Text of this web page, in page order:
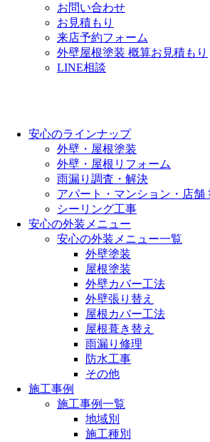
お問い合わせ
お見積もり
来店予約フォーム
外壁屋根塗装 概算お見積もり
LINE相談
安心のラインナップ
外壁・屋根塗装
外壁・屋根リフォーム
雨漏り調査・解決
アパート・マンション・店舗
シーリング工事
安心の外装メニュー
安心の外装メニュー一覧
外壁塗装
屋根塗装
外壁カバー工法
外壁張り替え
屋根カバー工法
屋根葺き替え
雨漏り修理
防水工事
その他
施工事例
施工事例一覧
地域別
施工種別